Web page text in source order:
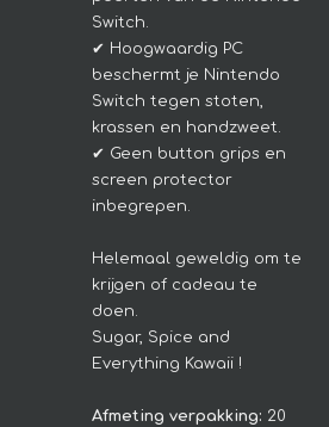
Switch.
✔ Hoogwaardig PC
beschermt je Nintendo
Switch tegen stoten,
krassen en handzweet.
✔ Geen button grips en
screen protector
inbegrepen.
Helemaal geweldig om te
krijgen of cadeau te
doen.
Sugar, Spice and
Everything Kawaii !
Afmeting verpakking: 20